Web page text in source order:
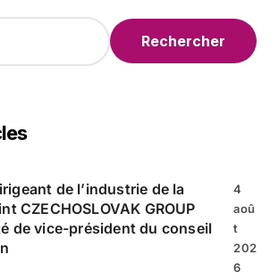
de l’industrie de la
CZECHOSLOVAK GROUP
de vice-président du conseil
4
aoû
t
202
6